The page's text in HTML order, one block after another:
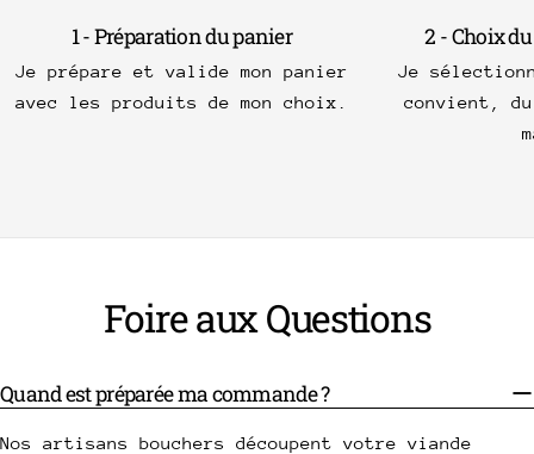
1 - Préparation du panier
Je prépare et valide mon panier
avec les produits de mon choix.
2 - Choix
Je
convient,
Foire aux Questions
Quand est préparée ma commande ?
Nos artisans bouchers découpent votre viande